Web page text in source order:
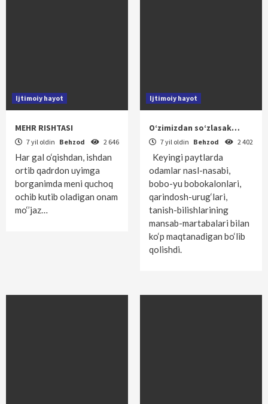
Ijtimoiy hayot
MEHR RISHTASI
7 yil oldin Behzod 2 646
Har gal o‘qishdan, ishdan
ortib qadrdon uyimga
borganimda meni quchoq
ochib kutib oladigan onam
mo‘’jaz…
Ijtimoiy hayot
O‘zimizdan so‘zlasak…
7 yil oldin Behzod 2 402
Keyingi paytlarda
odamlar nasl-nasabi,
bobo-yu bobokalonlari,
qarindosh-urug‘lari,
tanish-bilishlarining
mansab-martabalari bilan
ko‘p maqtanadigan bo‘lib
qolishdi.